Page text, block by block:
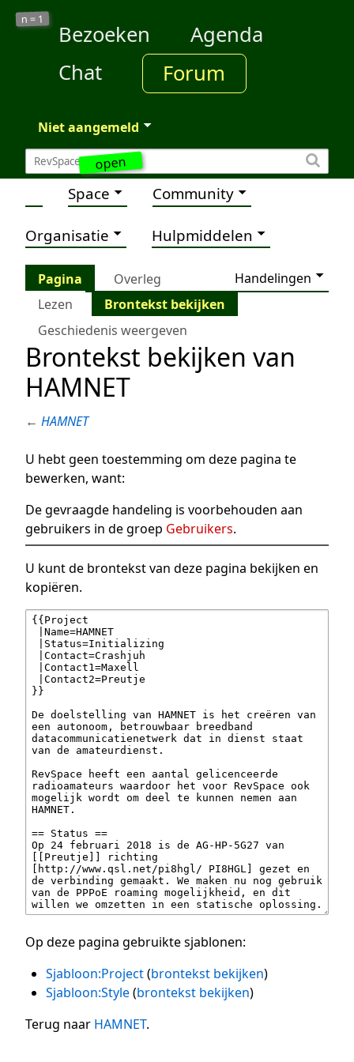
open
n = 1
Bezoeken
Agenda
Chat
Forum
Niet aangemeld
Space Community
Organisatie Hulpmiddelen
Pagina Overleg
Handelingen
Lezen
Brontekst bekijken
Geschiedenis weergeven
Brontekst bekijken van
HAMNET
← HAMNET
U hebt geen toestemming om deze pagina te
bewerken, want:
De gevraagde handeling is voorbehouden aan
gebruikers in de groep Gebruikers.
U kunt de brontekst van deze pagina bekijken en
kopiëren.
Op deze pagina gebruikte sjablonen:
Sjabloon:Project(brontekst bekijken)
Sjabloon:Style(brontekst bekijken)
Terug naar HAMNET.